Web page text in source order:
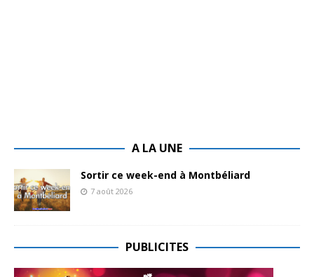
A LA UNE
Sortir ce week-end à Montbéliard
7 août 2026
PUBLICITES